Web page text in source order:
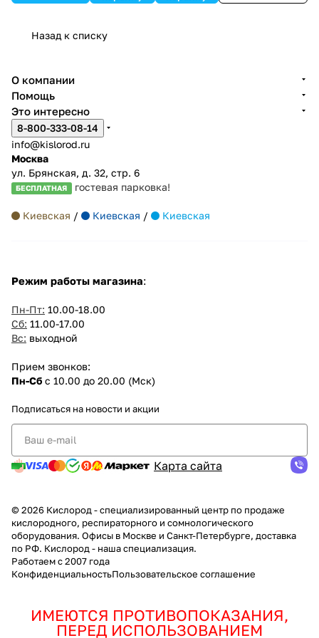
Назад к списку
О компании
Помощь
Это интересно
8-800-333-08-14
info@kislorod.ru
Москва
ул. Брянская, д. 32, стр. 6
БЕСПЛАТНАЯ гостевая парковка!
Киевская / Киевская / Киевская
Режим работы магазина:
Пн-Пт: 10.00-18.00
Сб: 11.00-17.00
Вс: выходной
Прием звонков:
Пн-Сб с 10.00 до 20.00 (Мск)
Подписаться на новости и акции
Карта сайта
© 2026 Кислород - специализированный центр по продаже
кислородного, респираторного и сомнологического
оборудования. Офисы в Москве и Санкт-Петербурге, доставка
по РФ. Кислород - наша специализация.
Работаем с 2007 года
КонфиденциальностьПользовательское соглашение
ИМЕЮТСЯ ПРОТИВОПОКАЗАНИЯ,
ПЕРЕД ИСПОЛЬЗОВАНИЕМ